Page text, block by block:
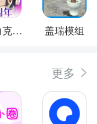
纳萨力克之王 盖瑞模组
更多